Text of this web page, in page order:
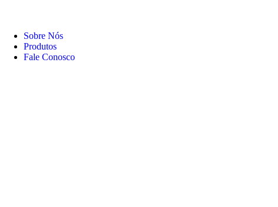
Sobre Nós
Produtos
Fale Conosco